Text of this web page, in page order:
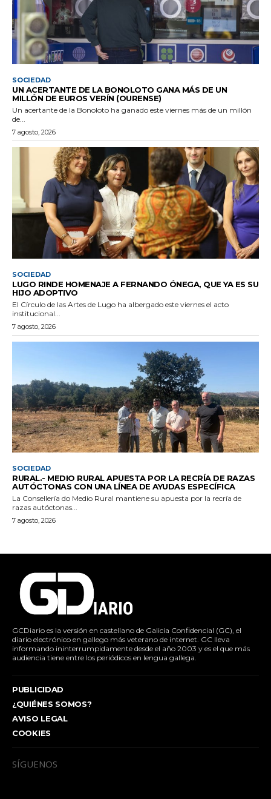
SOCIEDAD
UN ACERTANTE DE LA BONOLOTO GANA MÁS DE UN
MILLÓN DE EUROS VERÍN (OURENSE)
Un acertante de la Bonoloto ha ganado este viernes más de un millón
de...
7 agosto, 2026
SOCIEDAD
LUGO RINDE HOMENAJE A FERNANDO ÓNEGA, QUE YA ES SU
HIJO ADOPTIVO
El Círculo de las Artes de Lugo ha albergado este viernes el acto
institucional...
7 agosto, 2026
SOCIEDAD
RURAL.- MEDIO RURAL APUESTA POR LA RECRÍA DE RAZAS
AUTÓCTONAS CON UNA LÍNEA DE AYUDAS ESPECÍFICA
La Consellería do Medio Rural mantiene su apuesta por la recría de
razas autóctonas...
7 agosto, 2026
GCDiario es la versión en castellano de Galicia Confidencial (GC), el
diario electrónico en gallego más veterano de internet. GC lleva
informando ininterrumpidamente desde el año 2003 y es el que más
audiencia tiene entre los periódicos en lengua gallega.
PUBLICIDAD
¿QUIÉNES SOMOS?
AVISO LEGAL
COOKIES
SÍGUENOS